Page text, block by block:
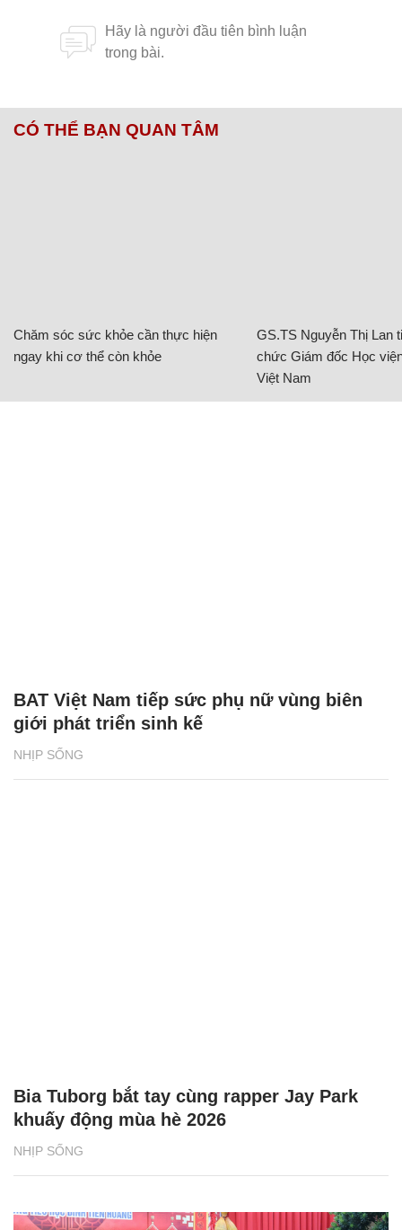
CÓ THỂ BẠN QUAN TÂM
Chăm sóc sức khỏe cần thực hiện
ngay khi cơ thể còn khỏe
GS.TS Nguyễn Thị Lan
chức Giám đốc Học
Việt Nam
NHỊP SỐNG
BAT Việt Nam tiếp sức phụ nữ vùng biên
giới phát triển sinh kế
NHỊP SỐNG
Bia Tuborg bắt tay cùng rapper Jay Park
khuấy động mùa hè 2026